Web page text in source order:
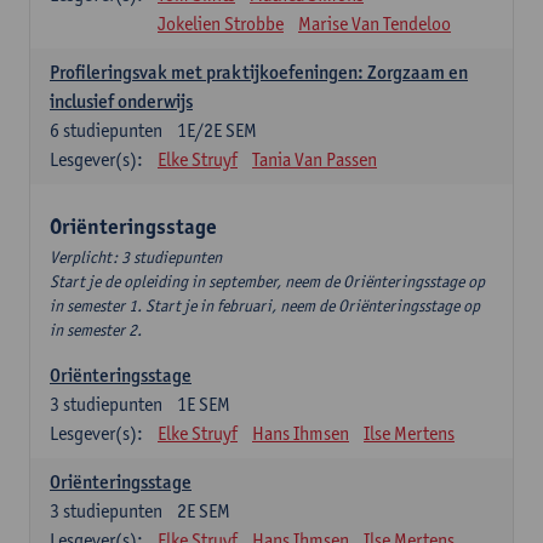
Jokelien Strobbe
Marise Van Tendeloo
Profileringsvak met praktijkoefeningen: Zorgzaam en
inclusief onderwijs
1E/2E SEM
6 studiepunten
Lesgever(s):
Elke Struyf Tania Van Passen
Oriënteringsstage
Verplicht: 3 studiepunten
Start je de opleiding in september, neem de Oriënteringsstage op
in semester 1. Start je in februari, neem de Oriënteringsstage op
in semester 2.
Oriënteringsstage
1E SEM
3 studiepunten
Lesgever(s):
Elke Struyf Hans Ihmsen Ilse Mertens
Oriënteringsstage
2E SEM
3 studiepunten